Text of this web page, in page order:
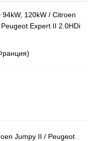
120kW / Citroen
Expert II 2.0HDi
Jumpy II / Peugeot